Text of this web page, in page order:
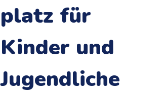
platz für
Kinder und
Jugendliche